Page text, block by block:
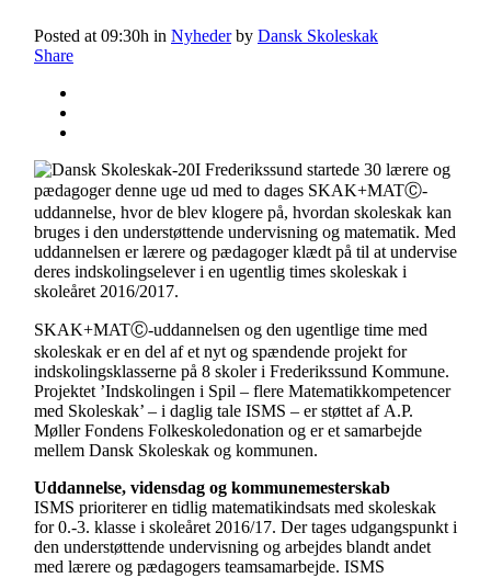
Posted at 09:30h in Nyheder by Dansk Skoleskak
Share
I Frederikssund startede 30 lærere og
pædagoger denne uge ud med to dages SKAK+MATⒸ-
uddannelse, hvor de blev klogere på, hvordan skoleskak kan
bruges i den understøttende undervisning og matematik. Med
uddannelsen er lærere og pædagoger klædt på til at undervise
deres indskolingselever i en ugentlig times skoleskak i
skoleåret 2016/2017.
SKAK+MATⒸ-uddannelsen og den ugentlige time med
skoleskak er en del af et nyt og spændende projekt for
indskolingsklasserne på 8 skoler i Frederikssund Kommune.
Projektet ’Indskolingen i Spil – flere Matematikkompetencer
med Skoleskak’ – i daglig tale ISMS – er støttet af A.P.
Møller Fondens Folkeskoledonation og er et samarbejde
mellem Dansk Skoleskak og kommunen.
Uddannelse, vidensdag og kommunemesterskab
ISMS prioriterer en tidlig matematikindsats med skoleskak
for 0.-3. klasse i skoleåret 2016/17. Der tages udgangspunkt i
den understøttende undervisning og arbejdes blandt andet
med lærere og pædagogers teamsamarbejde. ISMS